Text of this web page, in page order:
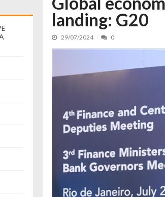
creat, până în prezent, peste 5.000 de noi locuri în
pentru Alba: 40 de locuri noi la Zlatna prin
Naționale participă la efortul național pentru
în consultare publică proiectul Catalogului național al
landing: G20
29/07/2024 0